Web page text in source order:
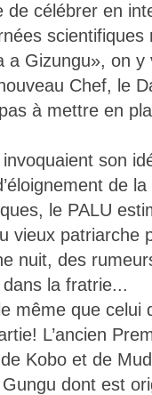
de célébrer en
scientifiques
Gizungu», on
Chef, le
à mettre en
son
de
le PALU
vieux patriarche
nuit, des
la fratrie...
même que celui
L’ancien
Kobo et de
dont est